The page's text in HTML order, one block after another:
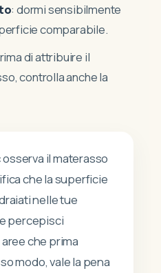
: dormi sensibilmente
comparabile.
di attribuire il
controlla anche la
osserva il materasso
che la superficie
nelle tue
percepisci
che prima
modo, vale la pena